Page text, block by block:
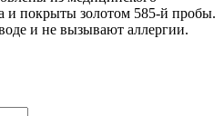
и покрыты золотом 585-й пробы.
и не вызывают аллергии.